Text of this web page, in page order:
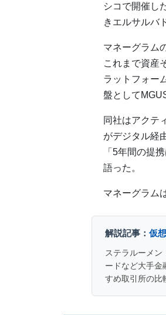
シコで開催し
きエルサルバ
マネーグラム
これまで資産
ラットフォー
盤として
同社はアクテ
がデジタル経
「5年間の提
語った。
マネーグラム
解説記事： 仮
ステラルーメン
ードなど大手金
すめ取引所の比